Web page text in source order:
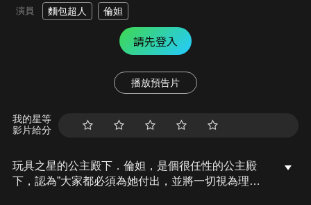
演員 麵包超人 倫妲
請先登入
播放預告片
我的星等
影片給分
玩具之星的公主殿下．倫妲，是個很任性的公主殿
下，認為”大家都必須為她付出，並將一切視為理所